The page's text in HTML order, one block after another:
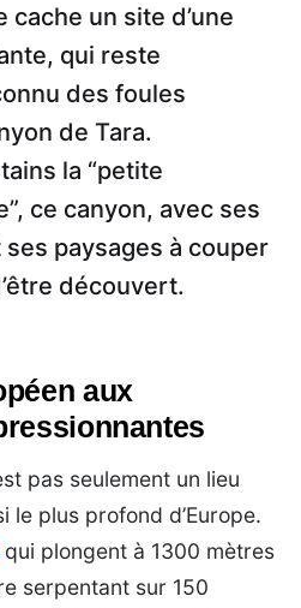
un site d’une
qui reste
des foules
de Tara.
la “petite
ce canyon, avec ses
paysages à couper
découvert.
aux
pas seulement un lieu
le plus profond d’Europe.
qui plongent à 1300 mètres
serpentant sur 150